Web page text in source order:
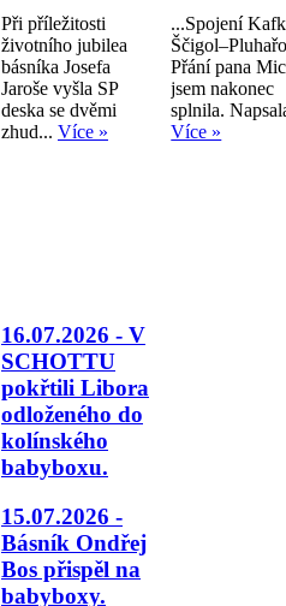
Při příležitosti
životního jubilea
básníka Josefa
Jaroše vyšla SP
deska se dvěmi
zhud... Více »
...Spojení
Přání pana
jsem nakonec
splnila.
Více »
16.07.2026 - V
SCHOTTU
pokřtili Libora
odloženého do
kolínského
babyboxu.
15.07.2026 -
Básník Ondřej
Bos přispěl na
babyboxy.